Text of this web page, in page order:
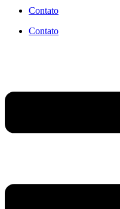
Contato
Contato